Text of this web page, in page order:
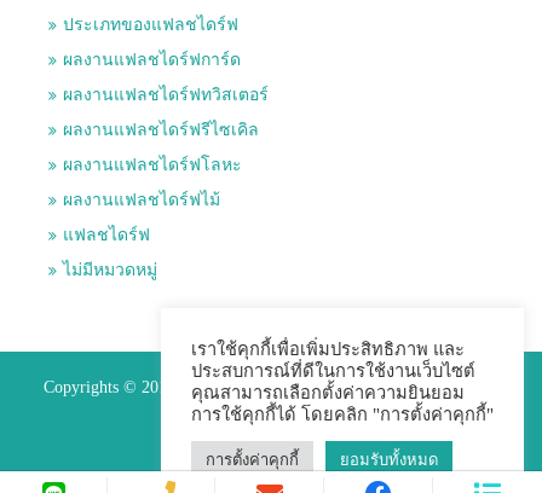
ประเภทของแฟลชไดร์ฟ
ผลงานแฟลชไดร์ฟการ์ด
ผลงานแฟลชไดร์ฟทวิสเตอร์
ผลงานแฟลชไดร์ฟรีไซเคิล
ผลงานแฟลชไดร์ฟโลหะ
ผลงานแฟลชไดร์ฟไม้
แฟลชไดร์ฟ
ไม่มีหมวดหมู่
Copyrights © 2015 Premium Perfect Co.,ltd. All Rights Reserved.
เราใช้คุกกี้เพื่อเพิ่มประสิทธิภาพ และ
ประสบการณ์ที่ดีในการใช้งานเว็บไซต์
คุณสามารถเลือกตั้งค่าความยินยอม
การใช้คุกกี้ได้ โดยคลิก "การตั้งค่าคุกกี้"
การตั้งค่าคุกกี้ ยอมรับทั้งหมด